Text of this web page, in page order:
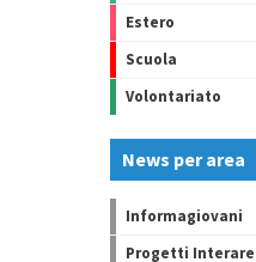
Estero
Scuola
Volontariato
News per area
Informagiovani
Progetti